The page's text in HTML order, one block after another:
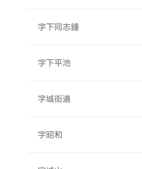
字下同志鐘
字下平池
字城街道
字昭和